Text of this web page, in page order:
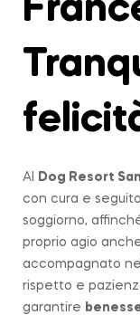
Al Dog Resort
con cura e
soggiorno,
proprio agio
accompagnato
rispetto e
garantire